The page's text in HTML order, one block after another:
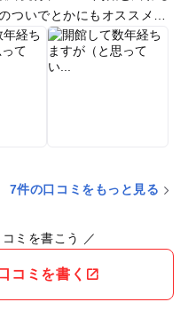
ついでとかにもオススメ。
7件の口コミをもっと見る
ミを書こう ／
コミを書く